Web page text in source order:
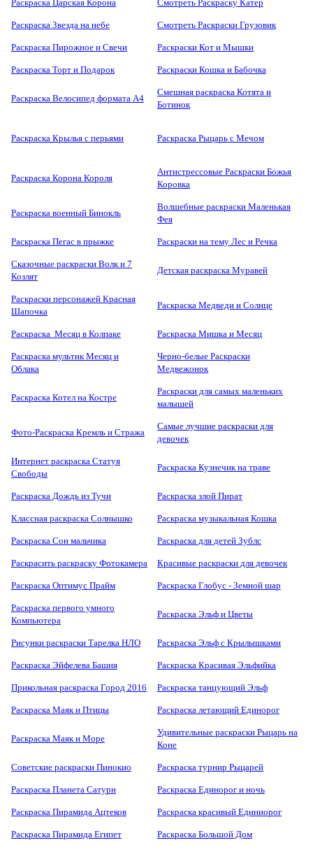
Раскраска Царская Корона Смотреть Раскраску Катер
Раскраска Звезда на небе Смотреть Раскраски Грузовик
Раскраска Пирожное и Свечи Раскраски Кот и Мышки
Раскраска Торт и Подарок Раскраски Кошка и Бабочка
Раскраска Велосипед формата А4
Смешная раскраска Котята и
Ботинок
Раскраска Крылья с перьями Раскраска Рыцарь с Мечом
Раскраска Корона Короля
Антистрессовые Раскраски Божья
Коровка
Раскраска военный Бинокль
Волшебные раскраски Маленькая
Фея
Раскраска Пегас в прыжке Раскраски на тему Лес и Речка
Сказочные раскраски Волк и 7
Козлят
Детская раскраска Муравей
Раскраски персонажей Красная
Шапочка
Раскраска Медведи и Солнце
Раскраска Месяц в Колпаке Раскраска Мишка и Месяц
Раскраска мультик Месяц и
Облака
Черно-белые Раскраски
Медвежонок
Раскраска Котел на Костре
Раскраски для самых маленьких
малышей
Фото-Раскраска Кремль и Стража
Самые лучшие раскраски для
девочек
Интернет раскраска Статуя
Свободы
Раскраска Кузнечик на траве
Раскраска Дождь из Тучи Раскраска злой Пират
Классная раскраска Солнышко Раскраска музыкальная Кошка
Раскраска Сон мальчика Раскраска для детей Зублс
Раскрасить раскраску Фотокамера Красивые раскраски для девочек
Раскраска Оптимус Прайм Раскраска Глобус - Земной шар
Раскраска первого умного
Компьютера
Раскраска Эльф и Цветы
Рисунки раскраски Тарелка НЛО Раскраска Эльф с Крылышками
Раскраска Эйфелева Башня Раскраска Красивая Эльфийка
Прикольная раскраска Город 2016 Раскраска танцующий Эльф
Раскраска Маяк и Птицы Раскраска летающий Единорог
Раскраска Маяк и Море
Удивительные раскраски Рыцарь на
Коне
Советские раскраски Пинокио Раскраска турнир Рыцарей
Раскраска Планета Сатурн Раскраска Единорог и ночь
Раскраска Пирамида Ацтеков Раскраска красивый Единиорог
Раскраска Пирамида Египет Раскраска Большой Дом